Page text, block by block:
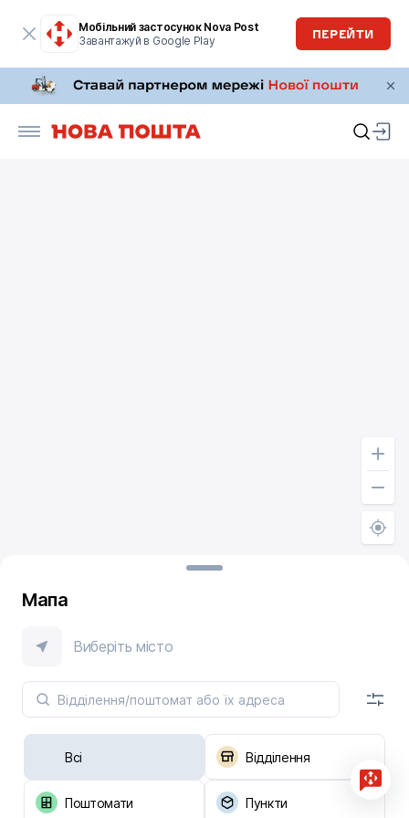
Мобільний застосунок Nova Post
Завантажуй в Google Play
ПЕРЕЙТИ
Мапа
Виберіть місто
Всі Відділення
Поштомати Пункти